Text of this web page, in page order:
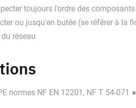
toujours l’ordre des
ou jusqu'en butée (se référer à
réseau
normes NF EN 12201, NF T 54-071